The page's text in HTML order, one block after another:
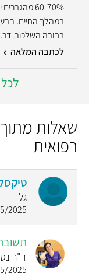
60-70%
במהלך החיים.
בחובה השלכות
לכתבה המלאה
שאלות
רפואית
גל
| 14:14
ד"ר
| 14:40